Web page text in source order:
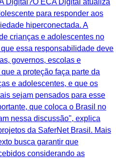
Digital?O ECA Digital atualiza
para responder aos
hiperconectada. A
crianças e adolescentes no
essa responsabilidade deve
governos, escolas e
a proteção faça parte da
e adolescentes, e que os
sejam pensados para esse
que coloca o Brasil no
nessa discussão", explica
da SaferNet Brasil. Mais
busca garantir que
considerando as